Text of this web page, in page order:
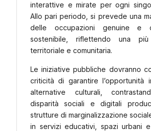
interattive e mirate per ogni
Allo pari periodo, si prevede una
delle occupazioni genuine e
sostenibile, riflettendo una più
territoriale e comunitaria.
Le iniziative pubbliche dovranno
criticità di garantire l’opportunità
alternative culturali,
disparità sociali e digitali
strutture di marginalizzazione
in servizi educativi, spazi urbani